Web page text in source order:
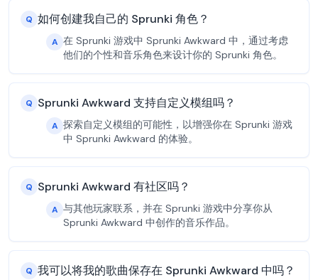
Q 如何创建我自己的 Sprunki 角色？
A 在 Sprunki 游戏中 Sprunki Awkward 中，通过考虑
他们的个性和音乐角色来设计你的 Sprunki 角色。
Q Sprunki Awkward 支持自定义模组吗？
A 探索自定义模组的可能性，以增强你在 Sprunki 游戏
中 Sprunki Awkward 的体验。
Q Sprunki Awkward 有社区吗？
A 与其他玩家联系，并在 Sprunki 游戏中分享你从
Sprunki Awkward 中创作的音乐作品。
Q 我可以将我的歌曲保存在 Sprunki Awkward 中吗？